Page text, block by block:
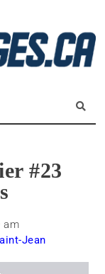
#23
am
Jean